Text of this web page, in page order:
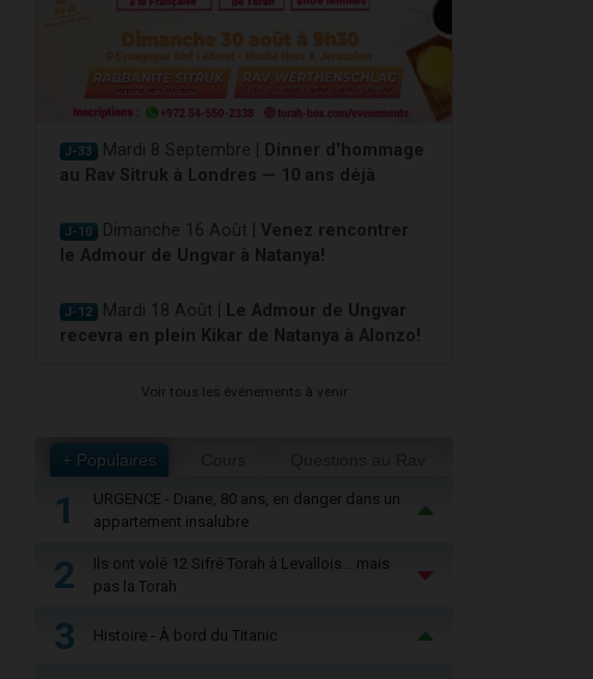
J-33 Mardi 8 Septembre |
Dinner d'hommage
au Rav Sitruk à Londres — 10 ans déjà
J-10 Dimanche 16 Août | Venez rencontrer
le Admour de Ungvar à Natanya!
J-12 Mardi 18 Août |
Le Admour de Ungvar
recevra en plein Kikar de Natanya à Alonzo!
Voir tous les événements à venir
+ Populaires
1
URGENCE - Diane, 80 ans, en danger dans un
appartement insalubre
2
Ils ont volé 12 Sifré Torah à Levallois… mais
pas la Torah
3 Histoire - À bord du Titanic